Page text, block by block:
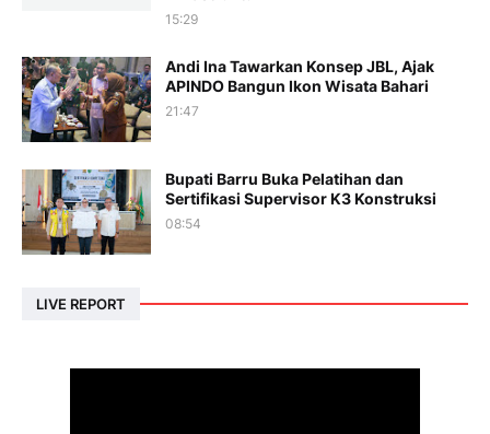
15:29
Andi Ina Tawarkan Konsep JBL, Ajak
APINDO Bangun Ikon Wisata Bahari
21:47
Bupati Barru Buka Pelatihan dan
Sertifikasi Supervisor K3 Konstruksi
08:54
LIVE REPORT